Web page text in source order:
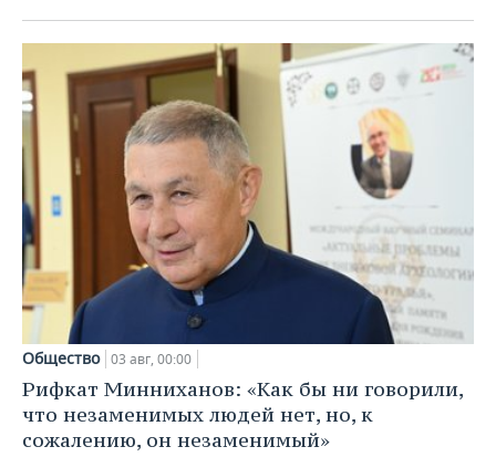
Общество 03 авг, 00:00
Рифкат Минниханов: «Как бы ни говорили,
что незаменимых людей нет, но, к
сожалению, он незаменимый»